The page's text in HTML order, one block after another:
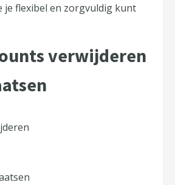
je flexibel en zorgvuldig kunt
verwijderen